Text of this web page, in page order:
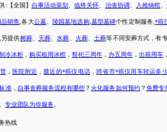
:【全国】 白事活动策划 、临终关怀 治丧协调 入殓纳棺 、
销售 ,各大公墓、陵园墓地选购, 墓型墓碑个性定制服务, *殡
,另提供树葬、 天葬 、水葬 火葬 土葬等不同安葬方式，有
冷冰柜 ， 购买租用冰棺 ， 祭祀三周年 ， 办五周年 ， 出殡用车 ，
， 医院附近 ，最近的*殡仪电话，跨省市*殡仪用车转运多
准， 白事丧葬服务流程有哪些？ 火化服务如何预约？免费专
专业团队为你服务
热线